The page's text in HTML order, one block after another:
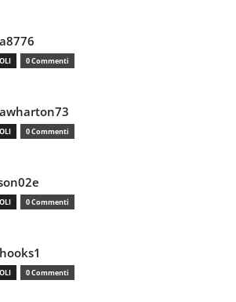
0 Commenti
0 Commenti
0 Commenti
0 Commenti